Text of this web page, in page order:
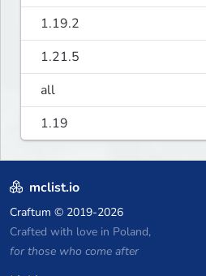
1.19.2
1.21.5
all
1.19
mclist.io
Craftum © 2019-2026
Crafted with love in Poland,
for those who come after